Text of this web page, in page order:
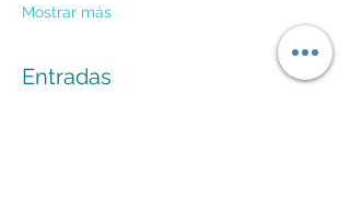
Mostrar más
Entradas